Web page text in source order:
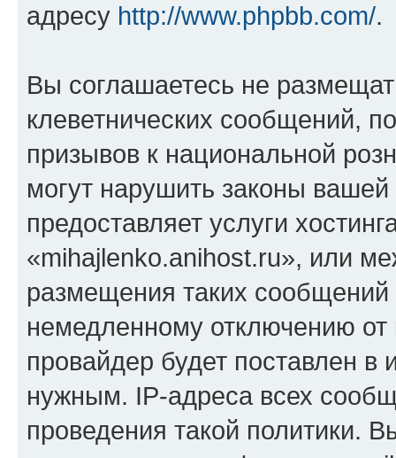
адресу http://www.phpbb.com/.
Вы соглашаетесь не
клеветнических сообщений,
призывов к национальной
могут нарушить законы
предоставляет услуги
«mihajlenko.anihost.ru», или
размещения таких
немедленному отключению
провайдер будет поставлен в
нужным. IP-адреса всех
проведения такой политики.